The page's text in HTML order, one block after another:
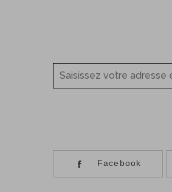
Saisissez votre adresse e-mail…
Facebook